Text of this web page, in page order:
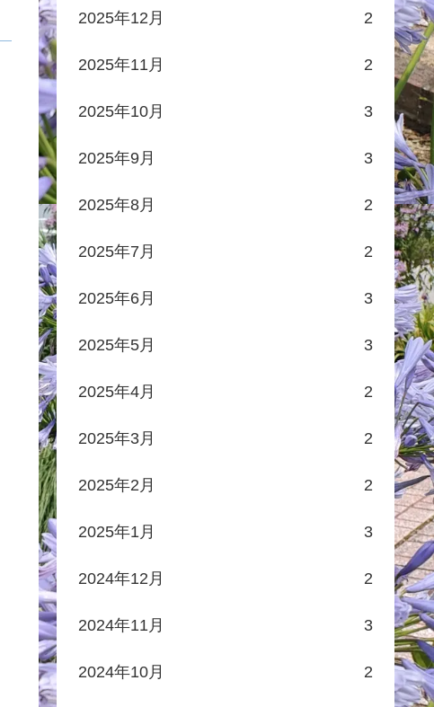
2025年12月 2
2025年11月 2
2025年10月 3
2025年9月 3
2025年8月 2
2025年7月 2
2025年6月 3
2025年5月 3
2025年4月 2
2025年3月 2
2025年2月 2
2025年1月 3
2024年12月 2
2024年11月 3
2024年10月 2